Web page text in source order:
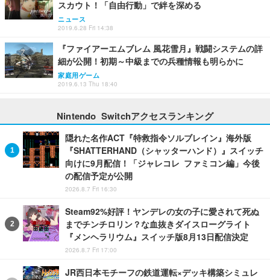
スカウト！「自由行動」で絆を深める
ニュース
2019.6.28 Fri 14:38
『ファイアーエムブレム 風花雪月』戦闘システムの詳
細が公開！初期～中級までの兵種情報も明らかに
家庭用ゲーム
2019.6.13 Thu 18:40
Nintendo Switchアクセスランキング
隠れた名作ACT『特救指令ソルブレイン』海外版
『SHATTERHAND（シャッターハンド）』スイッチ
向けに9月配信！「ジャレコレ ファミコン編」今後
の配信予定が公開
2026.8.7 Fri 16:30
Steam92%好評！ヤンデレの女の子に愛されて死ぬ
までチンチロリン？な血抜きダイスローグライト
『メンヘラリウム』スイッチ版8月13日配信決定
2026.8.7 Fri 17:00
JR西日本モチーフの鉄道運転×デッキ構築シミュレ